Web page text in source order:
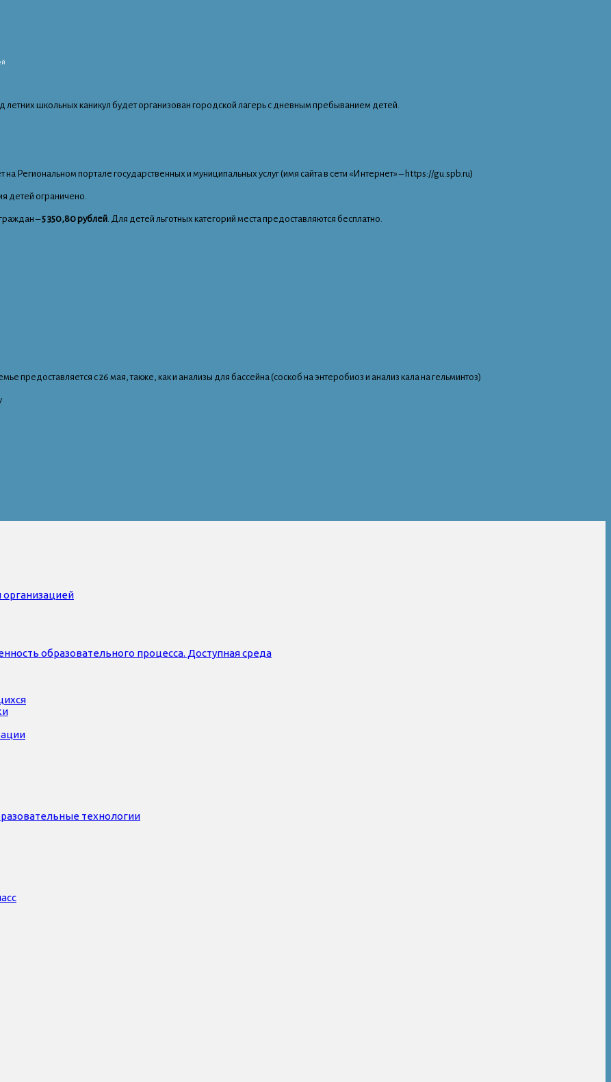
школьных каникул будет организован городской лагерь с дневным пребыванием детей.
Региональном портале государственных и муниципальных услуг (имя сайта в сети «Интернет» – https://gu.spb.ru)
детей ограничено.
–5 350,80 рублей . Для детей льготных категорий места предоставляются бесплатно.
предоставляется с 26 мая, также, как и анализы для бассейна (соскоб на энтеробиоз и анализ кала на гельминтоз)
организацией
образовательного процесса. Доступная среда
технологии